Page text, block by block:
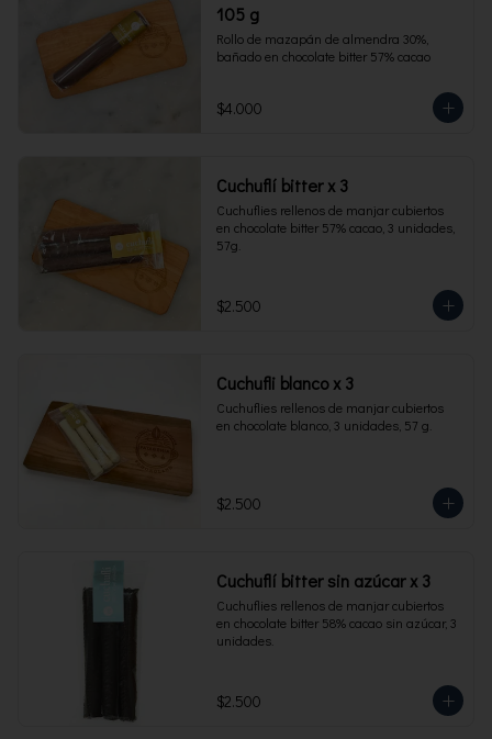
105 g
Rollo de mazapán de almendra 30%,
bañado en chocolate bitter 57% cacao
$4.000
Cuchuflí bitter x 3
Cuchuflies rellenos de manjar cubiertos
en chocolate bitter 57% cacao, 3 unidades,
57g.
$2.500
Cuchufli blanco x 3
Cuchuflies rellenos de manjar cubiertos
en chocolate blanco, 3 unidades, 57 g.
$2.500
Cuchuflí bitter sin azúcar x 3
Cuchuflies rellenos de manjar cubiertos
en chocolate bitter 58% cacao sin azúcar, 3
unidades.
$2.500